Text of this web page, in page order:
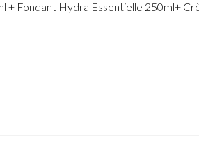
+ Fondant Hydra Essentielle 250ml+